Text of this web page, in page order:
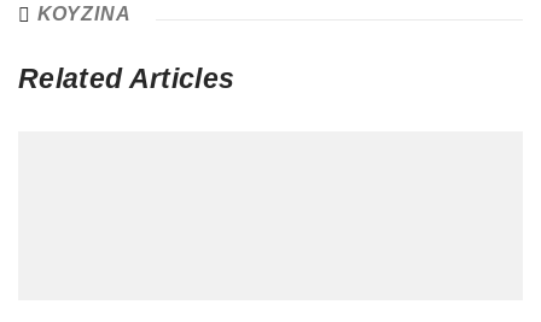
ΚΟΥΖΙΝΑ
Related Articles